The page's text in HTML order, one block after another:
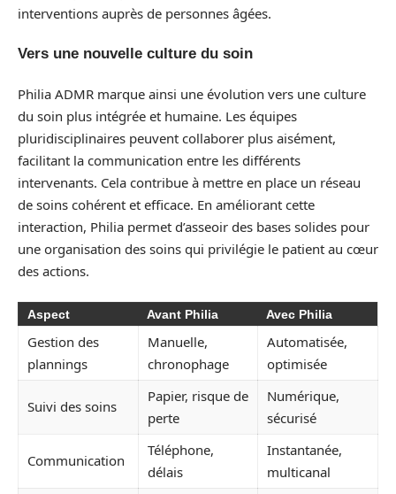
interventions auprès de personnes âgées.
Vers une nouvelle culture du soin
Philia ADMR marque ainsi une évolution vers une culture
du soin plus intégrée et humaine. Les équipes
pluridisciplinaires peuvent collaborer plus aisément,
facilitant la communication entre les différents
intervenants. Cela contribue à mettre en place un réseau
de soins cohérent et efficace. En améliorant cette
interaction, Philia permet d’asseoir des bases solides pour
une organisation des soins qui privilégie le patient au cœur
des actions.
Aspect Avant Philia Avec Philia
Gestion des
plannings
Manuelle,
chronophage
Automatisée,
optimisée
Suivi des soins
Papier, risque de
perte
Numérique,
sécurisé
Communication
Téléphone,
délais
Instantanée,
multicanal